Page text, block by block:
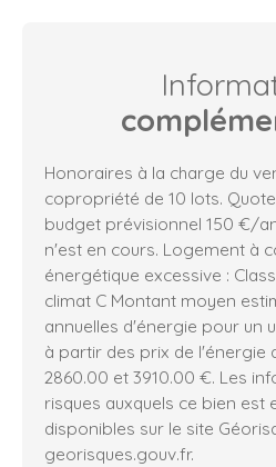
Honoraires à la charge du
copropriété de 10 lots.
budget prévisionnel 150 €/
n'est en cours. Logement à
énergétique excessive :
climat C Montant moyen
annuelles d'énergie pour un
à partir des prix de l'énergie
2860.00 et 3910.00 €. Les
risques auxquels ce bien est
disponibles sur le site
georisques.gouv.fr.